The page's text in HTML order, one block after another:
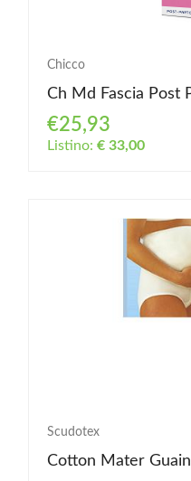
Chicco
Ch Md Fascia Post
€25,93
Listino: € 33,00
Scudotex
Cotton Mater